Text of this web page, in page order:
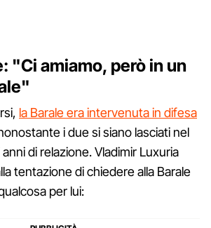
"Ci amiamo, però in un
la Barale era intervenuta in difesa
i due si siano lasciati nel
di relazione. Vladimir Luxuria
tentazione di chiedere alla Barale
per lui: